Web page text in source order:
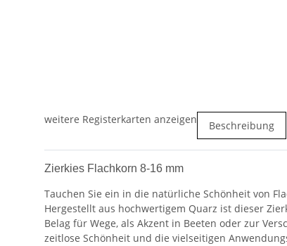
weitere Registerkarten anzeigen Beschreibung
Zierkies Flachkorn 8-16 mm
Tauchen Sie ein in die natürliche Schönheit von
Hergestellt aus hochwertigem Quarz ist dieser
Belag für Wege, als Akzent in Beeten oder zur
zeitlose Schönheit und die vielseitigen